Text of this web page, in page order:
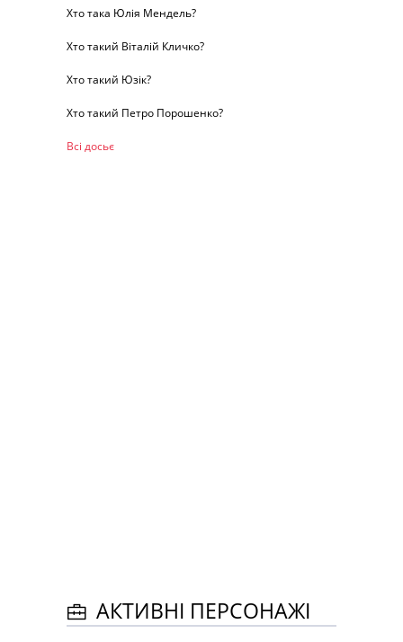
Хто така Юлія Мендель?
Хто такий Віталій Кличко?
Хто такий Юзік?
Хто такий Петро Порошенко?
Всі досьє
АКТИВНІ ПЕРСОНАЖІ